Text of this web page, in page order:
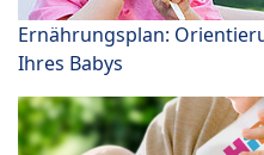
Ernährungsplan:
Ihres Babys